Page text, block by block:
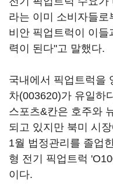
라는 이미 소비자들로
비안 픽업트럭이 이들
력이 된다"고 말했다.
국내에서 픽업트럭을
차(003620)가 유일하
스포츠&칸은 호주와
되고 있지만 북미 시
1월 법정관리를 졸업
형 전기 픽업트럭
이다.